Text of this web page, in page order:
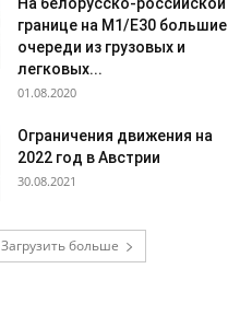
границе на М1/Е30 большие
очереди из грузовых и
легковых...
01.08.2020
Ограничения движения на
2022 год в Австрии
30.08.2021
Загрузить больше